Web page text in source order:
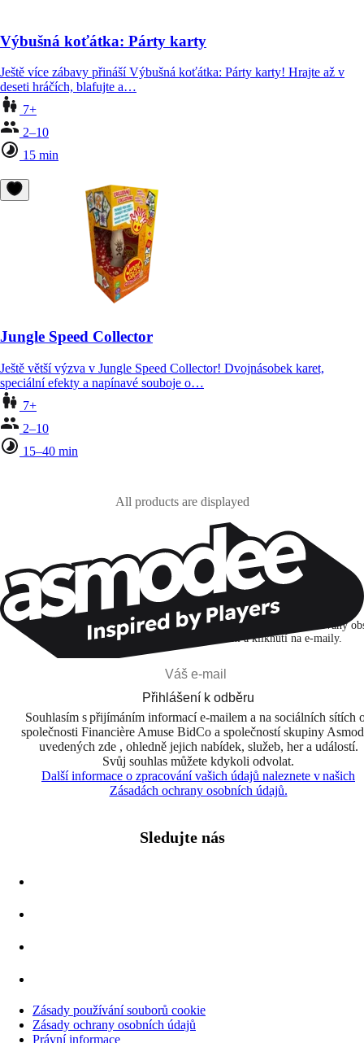
Výbušná koťátka: Párty karty
Ještě více zábavy přináší Výbušná koťátka: Párty karty! Hrajte až v
deseti hráčích, blafujte a…
7+
2–10
15 min
Jungle Speed Collector
Ještě větší výzva v Jungle Speed Collector! Dvojnásobek karet,
speciální efekty a napínavé souboje o…
7+
2–10
15–40 min
All products are displayed
Zůstaňte v kontaktu!
Přihlašuji se k odběru, abych objevoval hry, novinky a personalizovaný
na základě svých zájmů a svých otevření a kliknutí na e-maily.
Přihlášení k odběru
Souhlasím s přijímáním informací e-mailem a na sociálních sítích
společnosti Financière Amuse BidCo a společností skupiny
uvedených zde , ohledně jejich nabídek, služeb, her a událostí.
Svůj souhlas můžete kdykoli odvolat.
Další informace o zpracování vašich údajů naleznete v našich
Zásadách ochrany osobních údajů.
Sledujte nás
Zásady používání souborů cookie
Zásady ochrany osobních údajů
Právní informace